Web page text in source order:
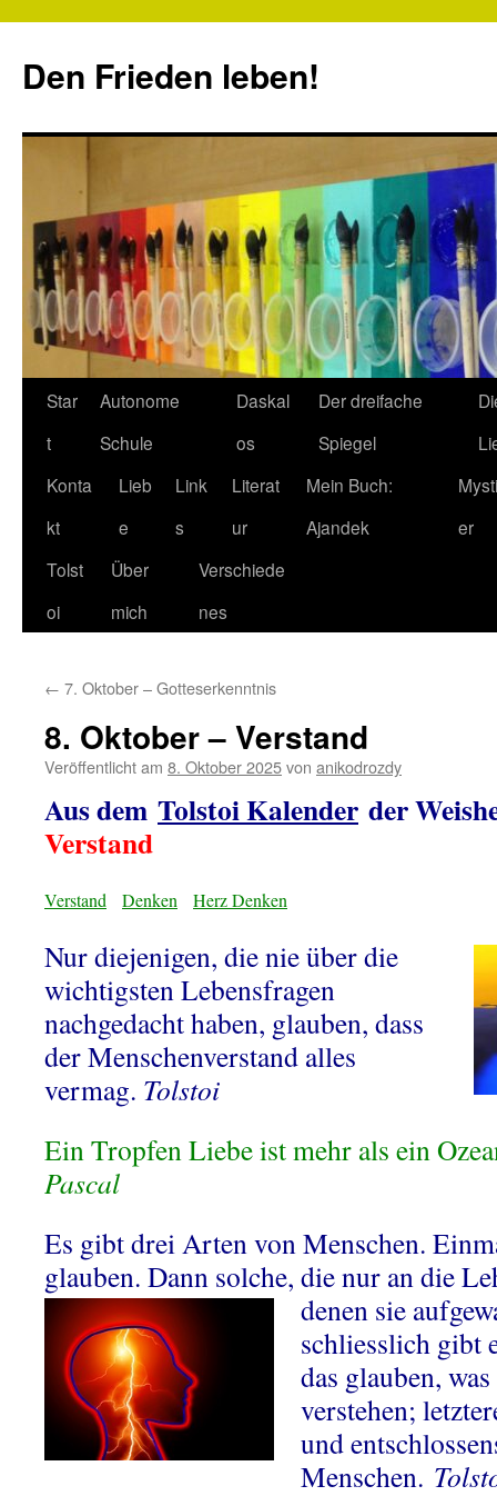
springen
Den Frieden leben!
Star
t
Autonome
Schule
Daskal
os
Der dreifache
Spiegel
Konta
kt
Lieb
e
Link
s
Literat
ur
Mein Buch:
Ajandek
er
Tolst
oi
Über
mich
Verschiede
nes
← 7. Oktober – Gotteserkenntnis
8. Oktober – Verstand
Veröffentlicht am 8. Oktober 2025von anikodrozdy
Aus dem Tolstoi Kalender der
Verstand
Verstand Denken Herz Denken
Nur diejenigen, die nie über die
wichtigsten Lebensfragen
nachgedacht haben, glauben, dass
der Menschenverstand alles
vermag. Tolstoi
Ein Tropfen Liebe ist mehr als ein
Pascal
Es gibt drei Arten von Menschen.
glauben. Dann solche, die nur an die
denen sie
schliesslich gibt
das glauben,
verstehen;
und
Menschen.